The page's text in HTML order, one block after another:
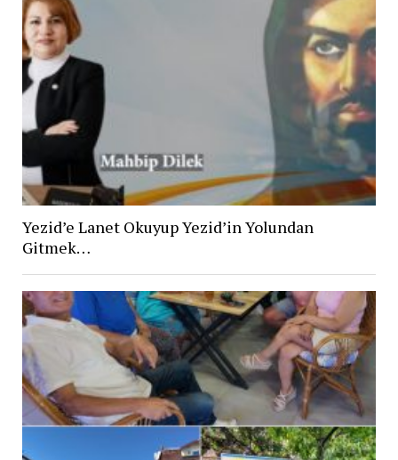
Yezid’e Lanet Okuyup Yezid’in Yolundan
Gitmek…